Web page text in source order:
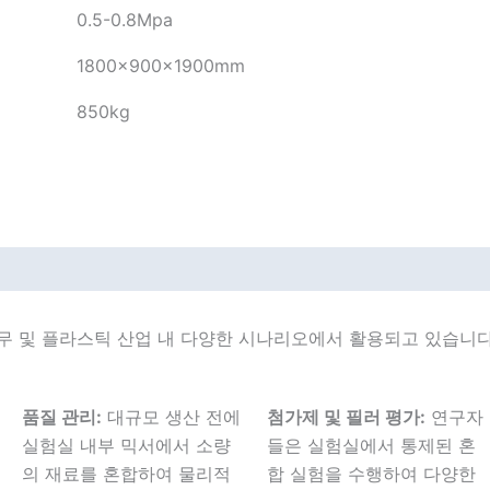
0.5-0.8Mpa
1800×900×1900mm
850kg
및 플라스틱 산업 내 다양한 시나리오에서 활용되고 있습니
품질 관리: 대규모 생산 전에
실험실 내부 믹서에서 소량
의 재료를 혼합하여 물리적
첨가제 및 필러 평가: 연구자
들은 실험실에서 통제된 혼
합 실험을 수행하여 다양한